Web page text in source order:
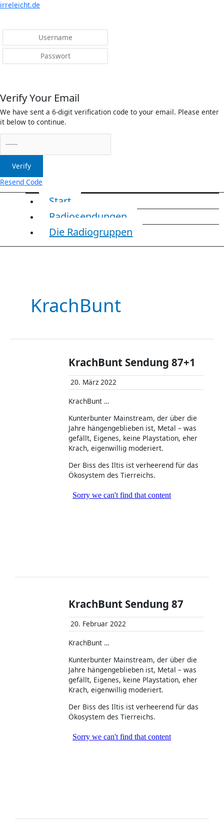
irreleicht.de
Verify Your Email
We have sent a 6-digit verification code to your email. Please enter
it below to continue.
Verify
Resend Code
Menü
Start
Radiosendungen
Die Radiogruppen
KrachBunt
KrachBunt Sendung 87+1
20. März 2022
KrachBunt …
Kunterbunter Mainstream, der über die
Jahre hängengeblieben ist, Metal – was
gefällt, Eigenes, keine Playstation, eher
Krach, eigenwillig moderiert.
Der Biss des Iltis ist verheerend für das
Ökosystem des Tierreichs.
KrachBunt Sendung 87
20. Februar 2022
KrachBunt …
Kunterbunter Mainstream, der über die
Jahre hängengeblieben ist, Metal – was
gefällt, Eigenes, keine Playstation, eher
Krach, eigenwillig moderiert.
Der Biss des Iltis ist verheerend für das
Ökosystem des Tierreichs.